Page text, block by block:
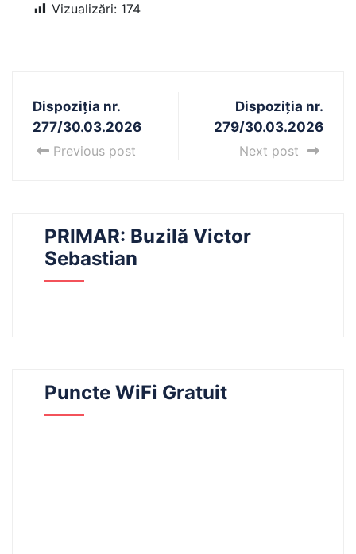
Vizualizări: 174
Dispoziția nr.
277/30.03.2026
Previous post
Dispoziția nr.
279/30.03.2026
Next post
PRIMAR: Buzilă Victor
Sebastian
Puncte WiFi Gratuit